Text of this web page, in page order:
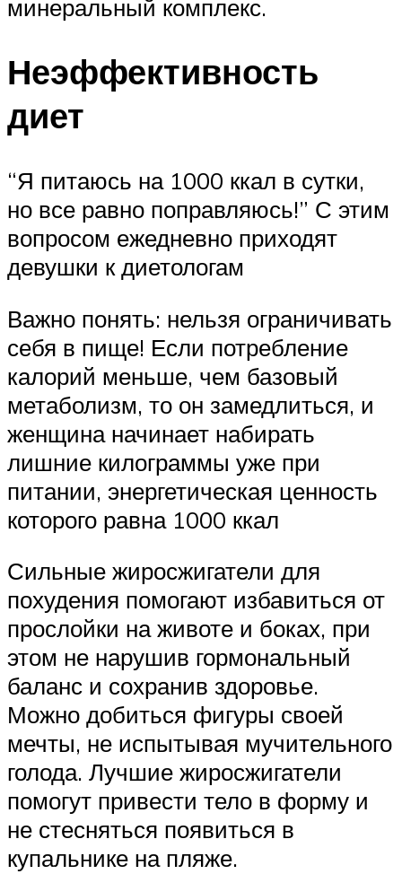
минеральный комплекс.
Неэффективность
диет
“Я питаюсь на 1000 ккал в сутки,
но все равно поправляюсь!” С этим
вопросом ежедневно приходят
девушки к диетологам
Важно понять: нельзя ограничивать
себя в пище! Если потребление
калорий меньше, чем базовый
метаболизм, то он замедлиться, и
женщина начинает набирать
лишние килограммы уже при
питании, энергетическая ценность
которого равна 1000 ккал
Сильные жиросжигатели для
похудения помогают избавиться от
прослойки на животе и боках, при
этом не нарушив гормональный
баланс и сохранив здоровье.
Можно добиться фигуры своей
мечты, не испытывая мучительного
голода. Лучшие жиросжигатели
помогут привести тело в форму и
не стесняться появиться в
купальнике на пляже.